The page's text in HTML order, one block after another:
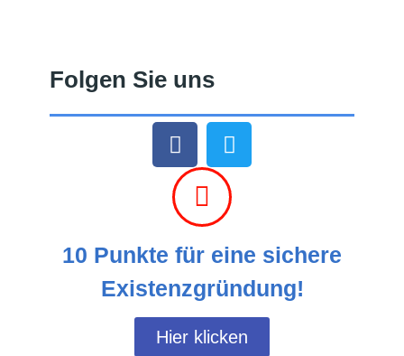
Folgen Sie uns
10 Punkte für eine sichere
Existenzgründung!
Hier klicken